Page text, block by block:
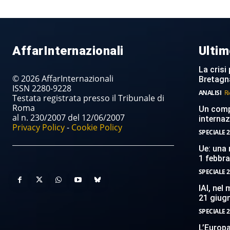
AffarInternazionali
© 2026 AffarInternazionali
ISSN 2280-9228
Testata registrata presso il Tribunale di
Roma
al n. 230/2007 del 12/06/2007
Privacy Policy- Cookie Policy
La crisi
ANALISI
Un
SPECIALE
Ue:
1
SPECIALE
IAI, nel
21
SPECIALE